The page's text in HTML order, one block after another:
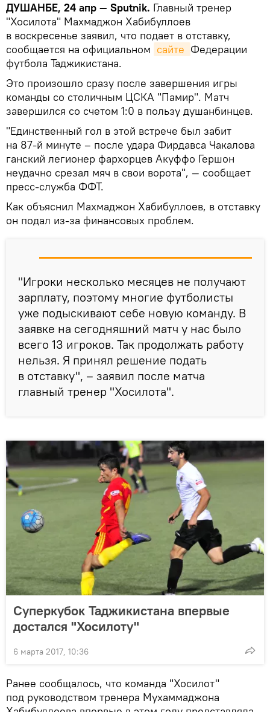
ДУШАНБЕ, 24 апр — Sputnik. Главный тренер
"Хосилота" Махмаджон Хабибуллоев
в воскресенье заявил, что подает в отставку,
сообщается на официальном сайте Федерации
футбола Таджикистана.
Это произошло сразу после завершения игры
команды со столичным ЦСКА "Памир". Матч
завершился со счетом 1:0 в пользу душанбинцев.
"Единственный гол в этой встрече был забит
на 87-й минуте – после удара Фирдавса Чакалова
ганский легионер фархорцев Акуффо Гершон
неудачно срезал мяч в свои ворота", — сообщает
пресс-служба ФФТ.
Как объяснил Махмаджон Хабибуллоев, в отставку
он подал из-за финансовых проблем.
"Игроки несколько месяцев не получают
зарплату, поэтому многие футболисты
уже подыскивают себе новую команду. В
заявке на сегодняшний матч у нас было
всего 13 игроков. Так продолжать работу
нельзя. Я принял решение подать
в отставку", – заявил после матча
главный тренер "Хосилота".
Суперкубок Таджикистана впервые
достался "Хосилоту"
6 марта 2017, 10:36
Ранее сообщалось, что команда "Хосилот"
под руководством тренера Мухаммаджона